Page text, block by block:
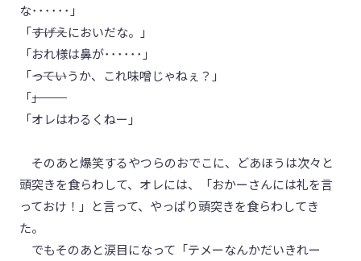
な･･････」
「―――すげえにおいだな。」
「おれ様は鼻が･･････」
「―――っていうか、これ味噌じゃねぇ？」
「―――――――――」
「オレはわるくねー」
そのあと爆笑するやつらのおでこに、どあほうは次々と
頭突きを食らわして、オレには、「おかーさんには礼を言
っておけ！」と言って、やっぱり頭突きを食らわしてき
た。
でもそのあと涙目になって「テメーなんかだいきれー